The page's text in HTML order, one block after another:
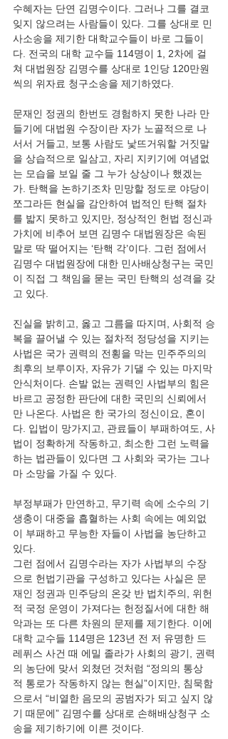
수혜자는 단연 김명수이다. 그러나 그를 결코
잊지 않으려는 사람들이 있다. 그를 상대로 민
사소송을 제기한 대학교수들이 바로 그들이
다. 전국의 대학 교수들 114명이 1, 2차에 걸
쳐 대법원장 김명수를 상대로 1인당 120만원
씩의 위자료 청구소송을 제기하였다.
문재인 정권의 한번도 경험하지 못한 나라 만
들기에 대법원 수장이란 자가 노골적으로 나
서서 거들고, 보통 사람도 낯뜨거워할 거짓말
을 상습적으로 일삼고, 자리 지키기에 여념없
는 모습을 보일 줄 그 누가 상상이나 했겠는
가. 탄핵을 논하기조차 민망할 정도로 야당이
쪼그라든 현실을 감안하여 법적인 탄핵 절차
를 밟지 못하고 있지만, 정상적인 헌법 정신과
가치에 비추어 보면 김명수 대법원장은 속된
말로 딱 떨어지는 ‘탄핵 각’이다. 그런 점에서
김명수 대법원장에 대한 민사배상청구는 국민
이 직접 그 책임을 묻는 국민 탄핵의 성격을 갖
고 있다.
진실을 밝히고, 옳고 그름을 따지며, 사회적 승
복을 끌어낼 수 있는 절차적 정당성을 지키는
사법은 국가 권력의 전횡을 막는 민주주의의
최후의 보루이자, 자유가 기댈 수 있는 마지막
안식처이다. 손발 없는 권력인 사법부의 힘은
바르고 공정한 판단에 대한 국민의 신뢰에서
만 나온다. 사법은 한 국가의 정신이요, 혼이
다. 입법이 망가지고, 관료들이 부패하여도, 사
법이 정확하게 작동하고, 최소한 그런 노력을
하는 법관들이 있다면 그 사회와 국가는 그나
마 소망을 가질 수 있다.
부정부패가 만연하고, 무기력 속에 소수의 기
생충이 대중을 흡혈하는 사회 속에는 예외없
이 부패하고 무능한 자들이 사법을 농단하고
있다.
그런 점에서 김명수라는 자가 사법부의 수장
으로 헌법기관을 구성하고 있다는 사실은 문
재인 정권과 민주당의 온갖 반 법치주의, 위헌
적 국정 운영이 가져다는 헌정질서에 대한 해
악과는 또 다른 차원의 문제를 제기한다. 이에
대학 교수들 114명은 123년 전 저 유명한 드
레퓌스 사건 때 에밀 졸라가 사회의 광기, 권력
의 농단에 맞서 외쳤던 것처럼 “정의의 통상
적 통로가 작동하지 않는 현실”이지만, 침묵함
으로서 “비열한 음모의 공범자가 되고 싶지 않
기 때문에” 김명수를 상대로 손해배상청구 소
송을 제기하기에 이른 것이다.